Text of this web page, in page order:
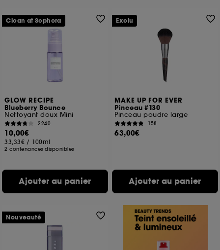
GLOW RECIPE
Blueberry Bounce
Nettoyant doux Mini
2240
10,00€
33,33€ / 100ml
2 contenances disponibles
Ajouter au panier
Clean at Sephora
MAKE UP FOR EVER
Pinceau #130
Pinceau poudre large
158
63,00€
Ajouter au panier
Exclu
Nouveauté